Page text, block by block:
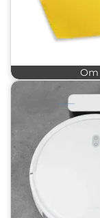
Om